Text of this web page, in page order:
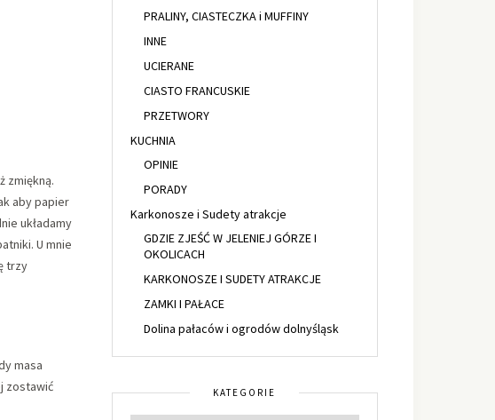
zmiękną.
aby papier
układamy
U mnie
trzy
masa
zostawić
PRALINY, CIASTECZKA i MUFFINY
INNE
UCIERANE
CIASTO FRANCUSKIE
PRZETWORY
KUCHNIA
OPINIE
PORADY
Karkonosze i Sudety atrakcje
GDZIE ZJEŚĆ W JELENIEJ GÓRZE I
OKOLICACH
KARKONOSZE I SUDETY ATRAKCJE
ZAMKI I PAŁACE
Dolina pałaców i ogrodów dolnyśląsk
KATEGORIE